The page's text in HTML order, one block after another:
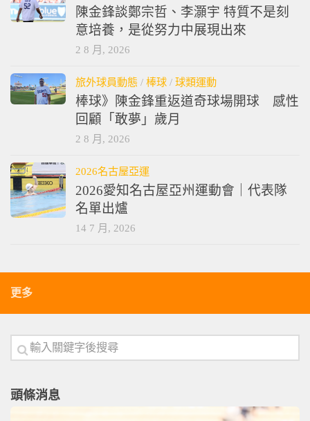
陳金鋒談鄭宗哲、李灝宇 特質不是刻
意培養，是從努力中展現出來
2 8 月, 2026
旅外球員動態 / 棒球 / 球類運動
棒球》陳金鋒重返道奇球場開球 感性
回顧「敢夢」歲月
2 8 月, 2026
2026名古屋亞運
2026愛知名古屋亞州運動會｜代表隊
名單出爐
14 7 月, 2026
更多
頭條消息